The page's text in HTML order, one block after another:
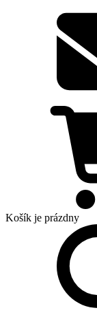
Košík je prázdny